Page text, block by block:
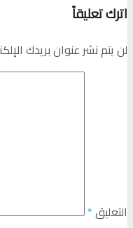
اترك تعليقاً
لن يتم نشر عنوان بريدك
التعليق*